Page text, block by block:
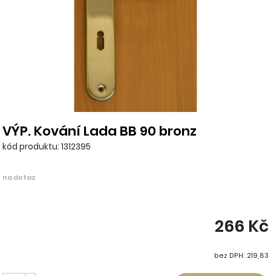
VÝP. Kování Lada BB 90 bronz
kód produktu: 1312395
na dotaz
266 Kč
bez DPH: 219,83